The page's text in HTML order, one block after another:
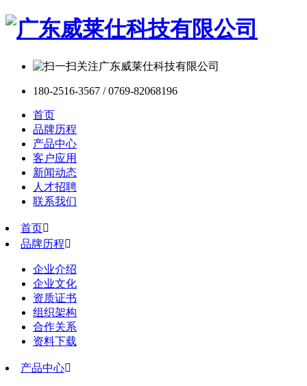
180-2516-3567 / 0769-82068196
首页
品牌历程
产品中心
客户应用
新闻动态
人才招聘
联系我们
首页
品牌历程
企业介绍
企业文化
资质证书
组织架构
合作关系
资料下载
产品中心